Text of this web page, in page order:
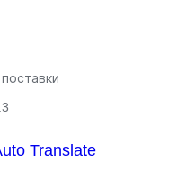
Translate